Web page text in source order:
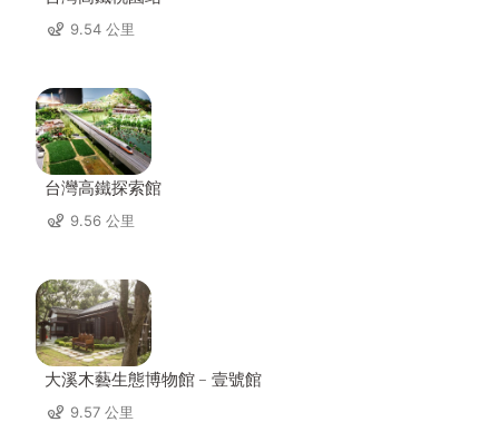
9.54 公里
台灣高鐵探索館
9.56 公里
大溪木藝生態博物館﹣壹號館
9.57 公里